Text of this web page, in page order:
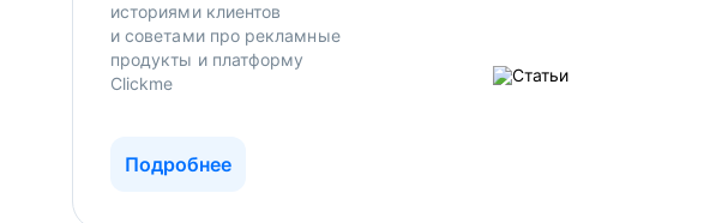
историями клиентов
и советами про рекламные
продукты и платформу
Clickme
Подробнее